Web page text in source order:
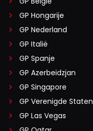
GP Hongarije
GP Nederland
GP Italië
GP Spanje
GP Azerbeidzjan
GP Singapore
GP Verenigde Staten
GP Las Vegas